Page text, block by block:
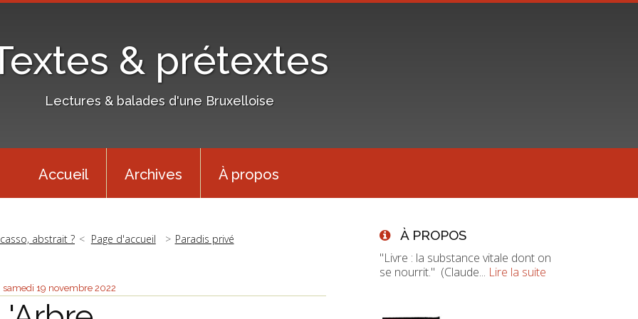
& prétextes
Lectures & balades d'une Bruxelloise
Accueil Archives À propos
abstrait ? Page d'accueil Paradis privé
samedi 19 novembre 2022
À PROPOS
"Livre : la substance vitale dont on
se nourrit." (Claude... Lire la suite